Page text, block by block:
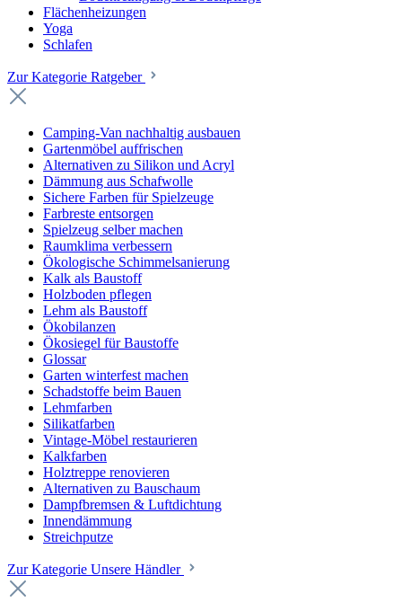
Flächenheizungen
Yoga
Schlafen
Zur Kategorie Ratgeber
Camping-Van nachhaltig ausbauen
Gartenmöbel auffrischen
Alternativen zu Silikon und Acryl
Dämmung aus Schafwolle
Sichere Farben für Spielzeuge
Farbreste entsorgen
Spielzeug selber machen
Raumklima verbessern
Ökologische Schimmelsanierung
Kalk als Baustoff
Holzboden pflegen
Lehm als Baustoff
Ökobilanzen
Ökosiegel für Baustoffe
Glossar
Garten winterfest machen
Schadstoffe beim Bauen
Lehmfarben
Silikatfarben
Vintage-Möbel restaurieren
Kalkfarben
Holztreppe renovieren
Alternativen zu Bauschaum
Dampfbremsen & Luftdichtung
Innendämmung
Streichputze
Zur Kategorie Unsere Händler